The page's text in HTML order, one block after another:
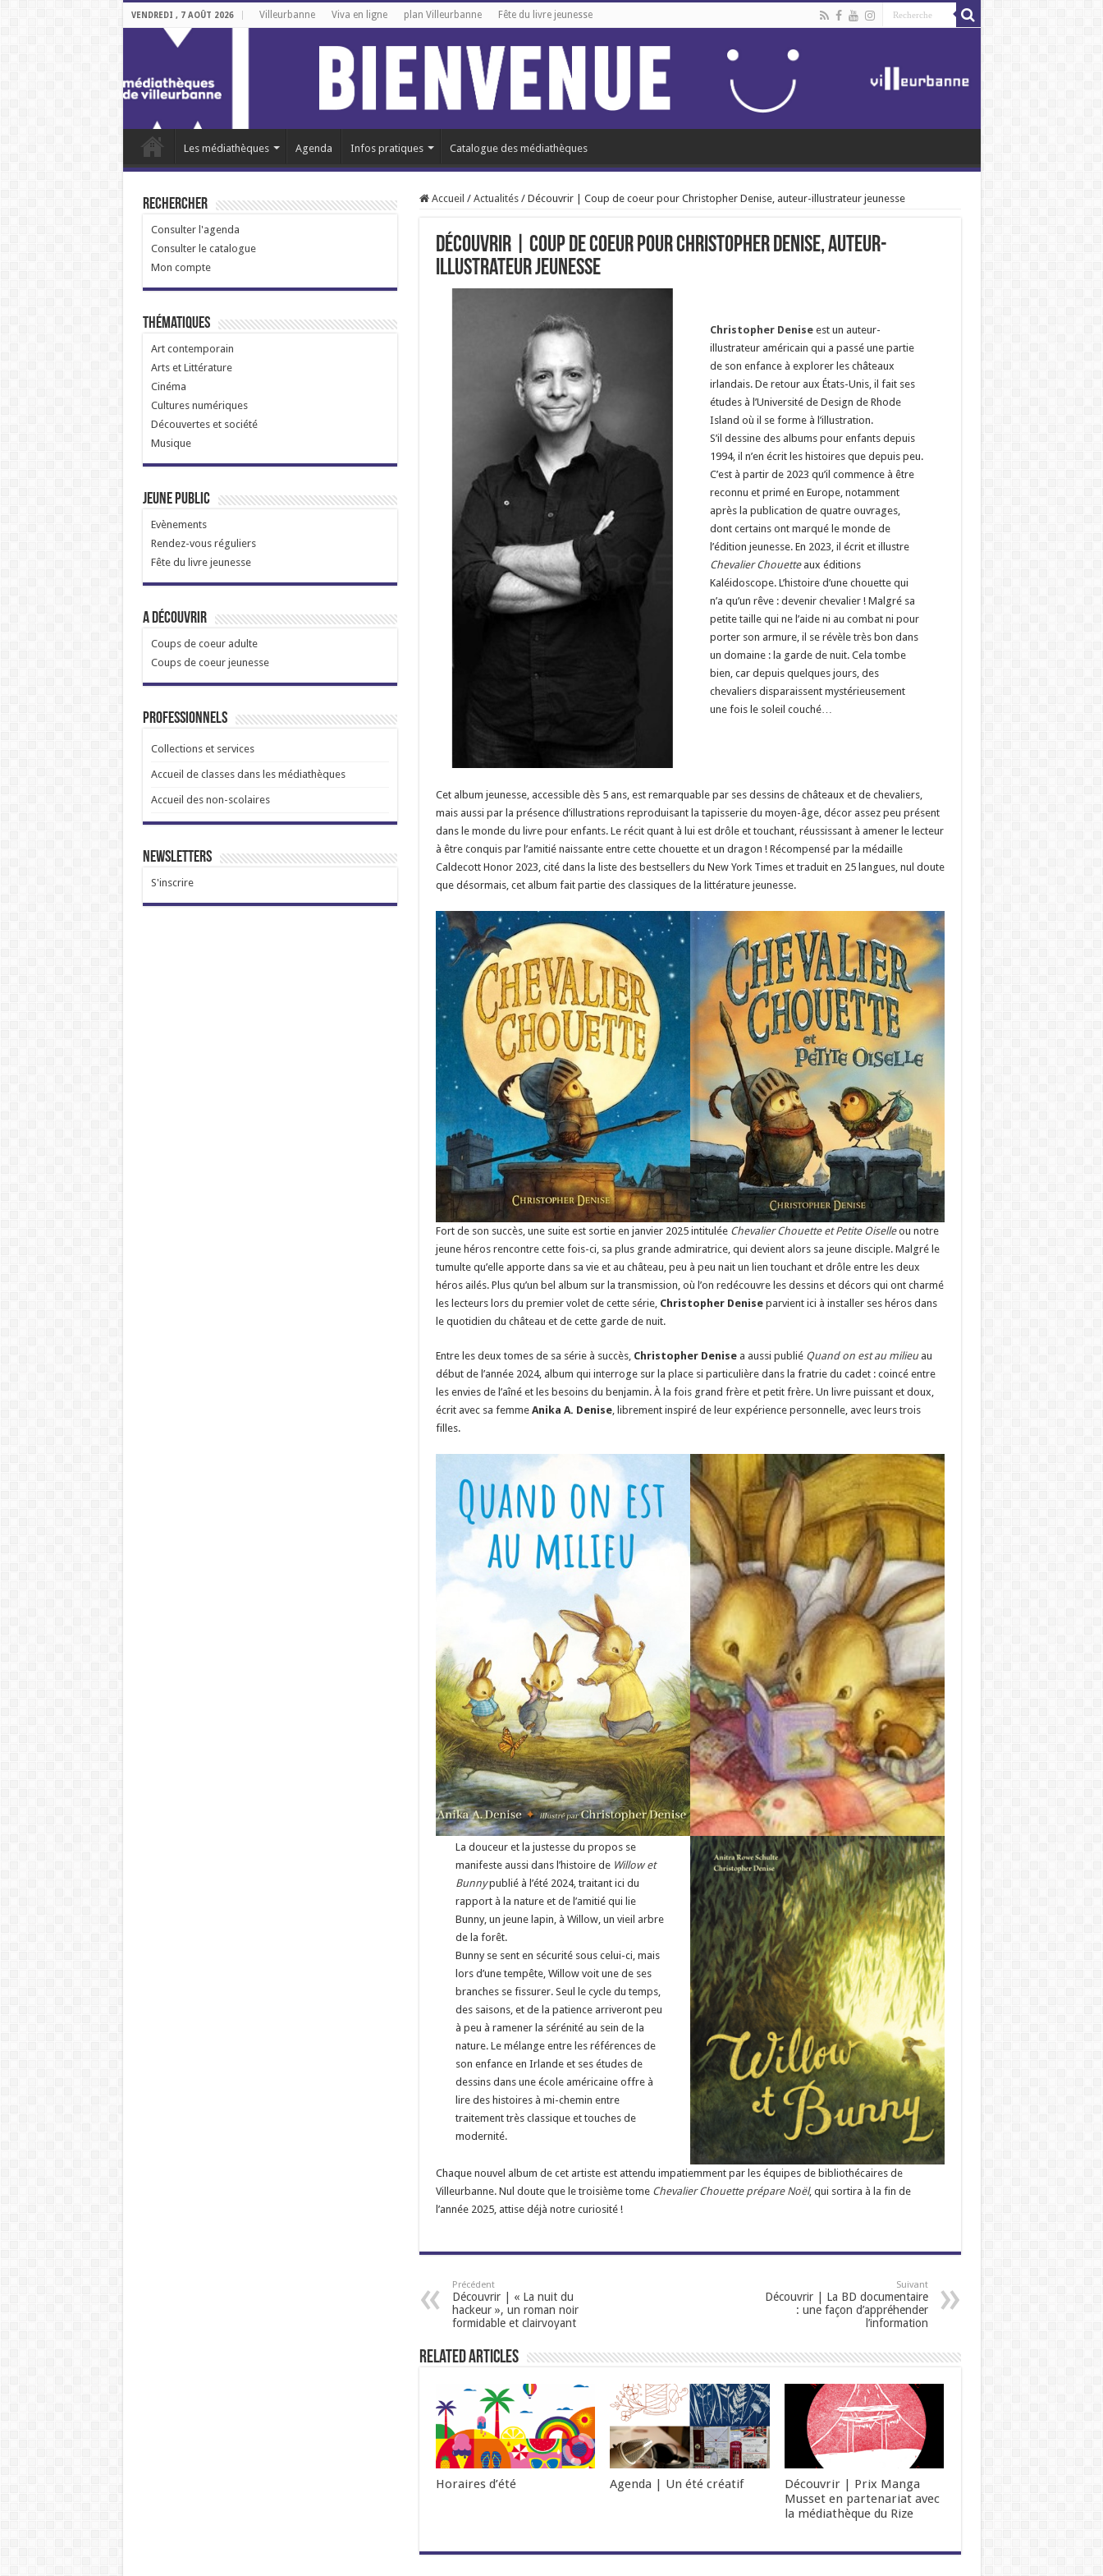
VENDREDI , 7 AOÛT 2026 Villeurbanne Viva en ligne plan Villeurbanne Fête du livre jeunesse
Les médiathèques Agenda Infos pratiques Catalogue des médiathèques
Accueil / Actualités / Découvrir | Coup de coeur pour Christopher Denise, auteur-illustrateur jeunesse
Découvrir | Coup de coeur pour Christopher Denise, auteur-
illustrateur jeunesse
Christopher Denise est un auteur-
illustrateur américain qui a passé une partie
de son enfance à explorer les châteaux
irlandais. De retour aux États-Unis, il fait ses
études à l’Université de Design de Rhode
Island où il se forme à l’illustration.
S’il dessine des albums pour enfants depuis
1994, il n’en écrit les histoires que depuis peu.
C’est à partir de 2023 qu’il commence à être
reconnu et primé en Europe, notamment
après la publication de quatre ouvrages,
dont certains ont marqué le monde de
l’édition jeunesse. En 2023, il écrit et illustre
Chevalier Chouetteaux éditions
Kaléidoscope. L’histoire d’une chouette qui
n’a qu’un rêve : devenir chevalier ! Malgré sa
petite taille qui ne l’aide ni au combat ni pour
porter son armure, il se révèle très bon dans
un domaine : la garde de nuit. Cela tombe
bien, car depuis quelques jours, des
chevaliers disparaissent mystérieusement
une fois le soleil couché…
Cet album jeunesse, accessible dès 5 ans, est remarquable par ses dessins de châteaux et de chevaliers,
mais aussi par la présence d’illustrations reproduisant la tapisserie du moyen-âge, décor assez peu présent
dans le monde du livre pour enfants. Le récit quant à lui est drôle et touchant, réussissant à amener le lecteur
à être conquis par l’amitié naissante entre cette chouette et un dragon ! Récompensé par la médaille
Caldecott Honor 2023, cité dans la liste des bestsellers du New York Times et traduit en 25 langues, nul doute
que désormais, cet album fait partie des classiques de la littérature jeunesse.
Fort de son succès, une suite est sortie en janvier 2025 intitulée Chevalier Chouette et Petite Oiselleou notre
jeune héros rencontre cette fois-ci, sa plus grande admiratrice, qui devient alors sa jeune disciple. Malgré le
tumulte qu’elle apporte dans sa vie et au château, peu à peu nait un lien touchant et drôle entre les deux
héros ailés. Plus qu’un bel album sur la transmission, où l’on redécouvre les dessins et décors qui ont charmé
les lecteurs lors du premier volet de cette série, Christopher Deniseparvient ici à installer ses héros dans
le quotidien du château et de cette garde de nuit.
Entre les deux tomes de sa série à succès, Christopher Denisea aussi publié Quand on est au milieuau
début de l’année 2024, album qui interroge sur la place si particulière dans la fratrie du cadet : coincé entre
les envies de l’aîné et les besoins du benjamin. À la fois grand frère et petit frère. Un livre puissant et doux,
écrit avec sa femme Anika A. Denise, librement inspiré de leur expérience personnelle, avec leurs trois
filles.
La douceur et la justesse du propos se
manifeste aussi dans l’histoire de Willow et
Bunnypublié à l’été 2024, traitant ici du
rapport à la nature et de l’amitié qui lie
Bunny, un jeune lapin, à Willow, un vieil arbre
de la forêt.
Bunny se sent en sécurité sous celui-ci, mais
lors d’une tempête, Willow voit une de ses
branches se fissurer. Seul le cycle du temps,
des saisons, et de la patience arriveront peu
à peu à ramener la sérénité au sein de la
nature. Le mélange entre les références de
son enfance en Irlande et ses études de
dessins dans une école américaine offre à
lire des histoires à mi-chemin entre
traitement très classique et touches de
modernité.
Chaque nouvel album de cet artiste est attendu impatiemment par les équipes de bibliothécaires de
Villeurbanne. Nul doute que le troisième tome Chevalier Chouette prépare Noël, qui sortira à la fin de
l’année 2025, attise déjà notre curiosité !
Précédent
Découvrir | « La nuit du
hackeur », un roman noir
formidable et clairvoyant
Suivant
Découvrir | La BD documentaire
: une façon d’appréhender
l’information
Related Articles
Horaires d’été Agenda | Un été créatif
Découvrir | Prix Manga
Musset en partenariat avec
la médiathèque du Rize
Rechercher
Consulter l'agenda
Consulter le catalogue
Mon compte
Thématiques
Art contemporain
Arts et Littérature
Cinéma
Cultures numériques
Découvertes et société
Musique
Jeune public
Evènements
Rendez-vous réguliers
Fête du livre jeunesse
A découvrir
Coups de coeur adulte
Coups de coeur jeunesse
Professionnels
Collections et services
Accueil de classes dans les médiathèques
Accueil des non-scolaires
Newsletters
S'inscrire